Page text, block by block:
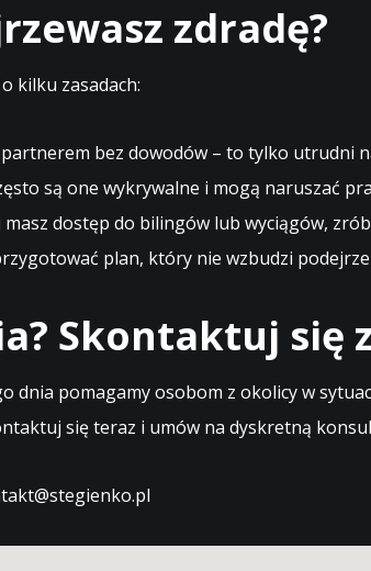
zdradę?
kilku zasadach:
bez dowodów – to tylko utrudni
są one wykrywalne i mogą naruszać
masz dostęp do bilingów lub wyciągów,
plan, który nie wzbudzi
Skontaktuj się
dnia pomagamy osobom z okolicy w
się teraz i umów na dyskretną